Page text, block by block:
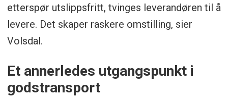
etterspør utslippsfritt, tvinges leverandøren til å
levere. Det skaper raskere omstilling, sier
Volsdal.
Et annerledes utgangspunkt i
godstransport